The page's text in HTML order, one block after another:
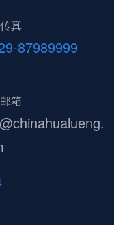
箱
真
87989999